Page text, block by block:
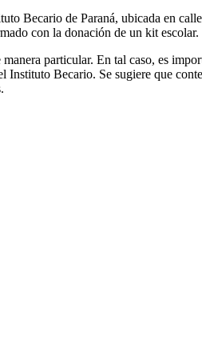
Becario de Paraná, ubicada en
con la donación de un kit escolar.
particular. En tal caso, es
Becario. Se sugiere que